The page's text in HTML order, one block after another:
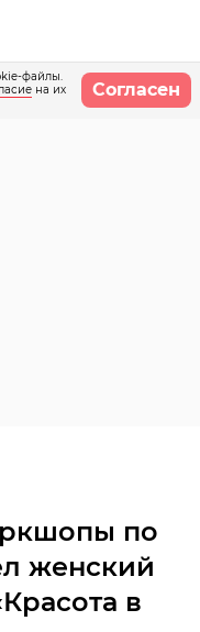
файлы.
на их
Согласен
по
женский
в